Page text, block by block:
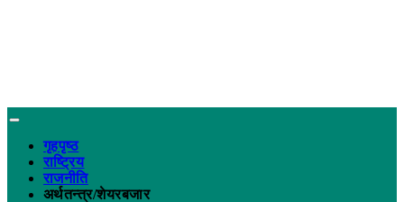
गृहपृष्ठ
राष्ट्रिय
राजनीति
अर्थतन्त्र/शेयरबजार